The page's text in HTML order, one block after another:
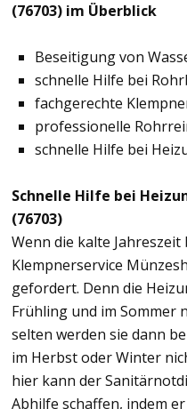
(76703) im Überblick
Beseitigung von
schnelle Hilfe bei
fachgerechte
professionelle
schnelle Hilfe bei
Schnelle Hilfe bei
(76703)
Wenn die kalte
Klempnerservice
gefordert. Denn die
Frühling und im Sommer
selten werden sie dann
im Herbst oder Winter
hier kann der
Abhilfe schaffen, indem